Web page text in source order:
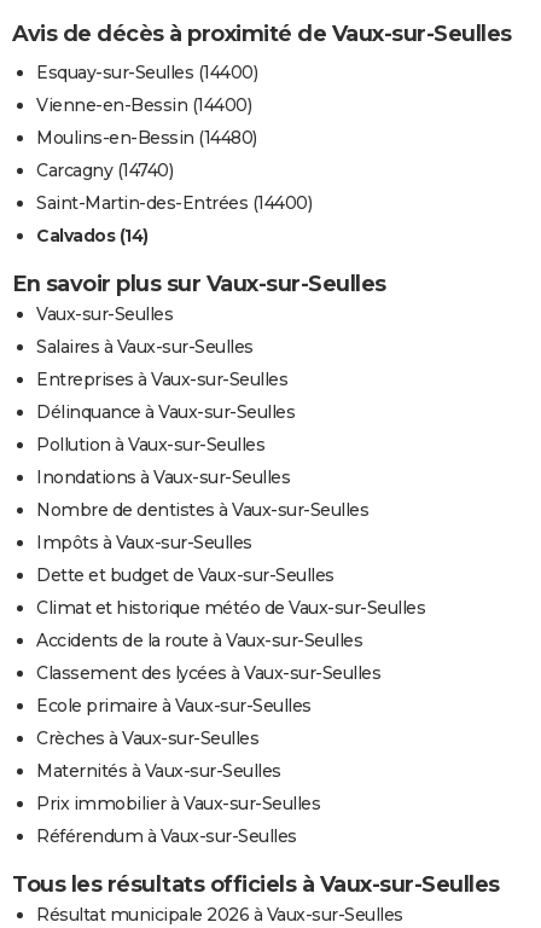
Avis de décès à proximité de Vaux-sur-Seulles
Esquay-sur-Seulles (14400)
Vienne-en-Bessin (14400)
Moulins-en-Bessin (14480)
Carcagny (14740)
Saint-Martin-des-Entrées (14400)
Calvados (14)
En savoir plus sur Vaux-sur-Seulles
Vaux-sur-Seulles
Salaires à Vaux-sur-Seulles
Entreprises à Vaux-sur-Seulles
Délinquance à Vaux-sur-Seulles
Pollution à Vaux-sur-Seulles
Inondations à Vaux-sur-Seulles
Nombre de dentistes à Vaux-sur-Seulles
Impôts à Vaux-sur-Seulles
Dette et budget de Vaux-sur-Seulles
Climat et historique météo de Vaux-sur-Seulles
Accidents de la route à Vaux-sur-Seulles
Classement des lycées à Vaux-sur-Seulles
Ecole primaire à Vaux-sur-Seulles
Crèches à Vaux-sur-Seulles
Maternités à Vaux-sur-Seulles
Prix immobilier à Vaux-sur-Seulles
Référendum à Vaux-sur-Seulles
Tous les résultats officiels à Vaux-sur-Seulles
Résultat municipale 2026 à Vaux-sur-Seulles